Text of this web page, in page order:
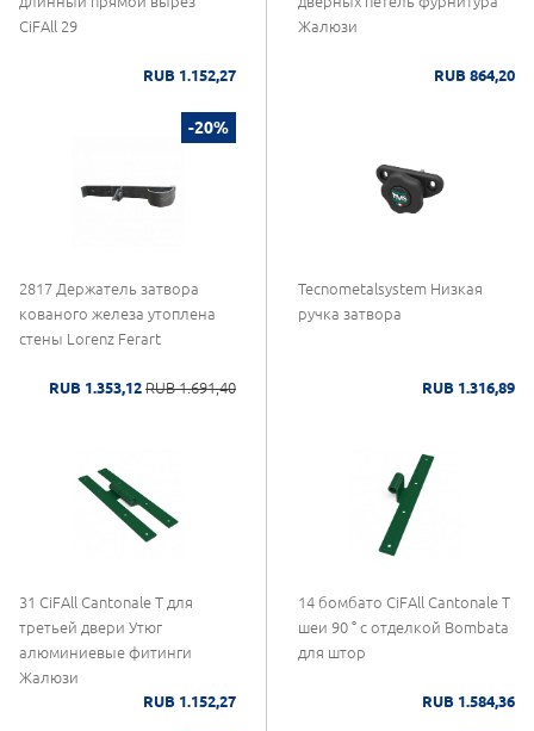
CiFAll 29
RUB 1.152,27
Жалюзи
RUB 864,20
-20%
2817 Держатель затвора
кованого железа утоплена
стены Lorenz Ferart
RUB 1.353,12 RUB 1.691,40
Tecnometalsystem Низкая
ручка затвора
RUB 1.316,89
31 CiFAll Cantonale Т для
третьей двери Утюг
алюминиевые фитинги
Жалюзи
RUB 1.152,27
14 бомбато CiFAll Cantonale Т
шеи 90 ° с отделкой Bombata
для штор
RUB 1.584,36